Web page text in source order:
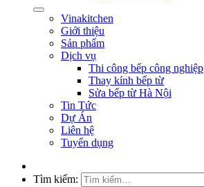
Vinakitchen
Giới thiệu
Sản phẩm
Dịch vụ
Thi công bếp công nghiệp
Thay kính bếp từ
Sửa bếp từ Hà Nội
Tin Tức
Dự Án
Liên hệ
Tuyển dụng
Tìm kiếm: